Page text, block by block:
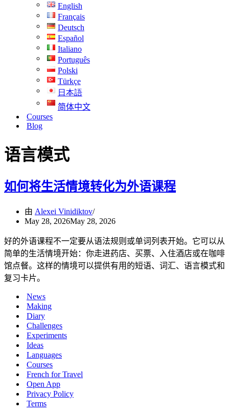
English
Français
Deutsch
Español
Italiano
Português
Polski
Türkçe
日本語
简体中文
Courses
Blog
语言模式
如何将生活情境转化为外语课程
由 Alexei Vinidiktov
May 28, 2026May 28, 2026
好的外语课程不一定要从语法规则或单词列表开始。它可以从
简单的生活情境开始：你走进药店、买票、入住酒店或在咖啡
馆点餐。这样的情境可以提供有用的短语、词汇、语言模式和
复习卡片。
News
Making
Diary
Challenges
Experiments
Ideas
Languages
Courses
French for Travel
Open App
Privacy Policy
Terms